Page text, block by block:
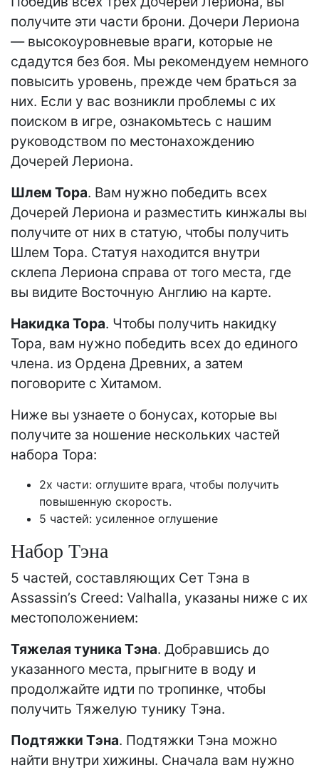
получите эти части брони. Дочери Лериона
— высокоуровневые враги, которые не
сдадутся без боя. Мы рекомендуем немного
повысить уровень, прежде чем браться за
них. Если у вас возникли проблемы с их
поиском в игре, ознакомьтесь с нашим
руководством по местонахождению
Дочерей Лериона.
Шлем Тора. Вам нужно победить всех
Дочерей Лериона и разместить кинжалы вы
получите от них в статую, чтобы получить
Шлем Тора. Статуя находится внутри
склепа Лериона справа от того места, где
вы видите Восточную Англию на карте.
Накидка Тора. Чтобы получить накидку
Тора, вам нужно победить всех до единого
члена. из Ордена Древних, а затем
поговорите с Хитамом.
Ниже вы узнаете о бонусах, которые вы
получите за ношение нескольких частей
набора Тора:
2x части: оглушите врага, чтобы получить
повышенную скорость.
5 частей: усиленное оглушение
Набор Тэна
5 частей, составляющих Сет Тэна в
Assassin’s Creed: Valhalla, указаны ниже с их
местоположением:
Тяжелая туника Тэна. Добравшись до
указанного места, прыгните в воду и
продолжайте идти по тропинке, чтобы
получить Тяжелую тунику Тэна.
Подтяжки Тэна. Подтяжки Тэна можно
найти внутри хижины. Сначала вам нужно